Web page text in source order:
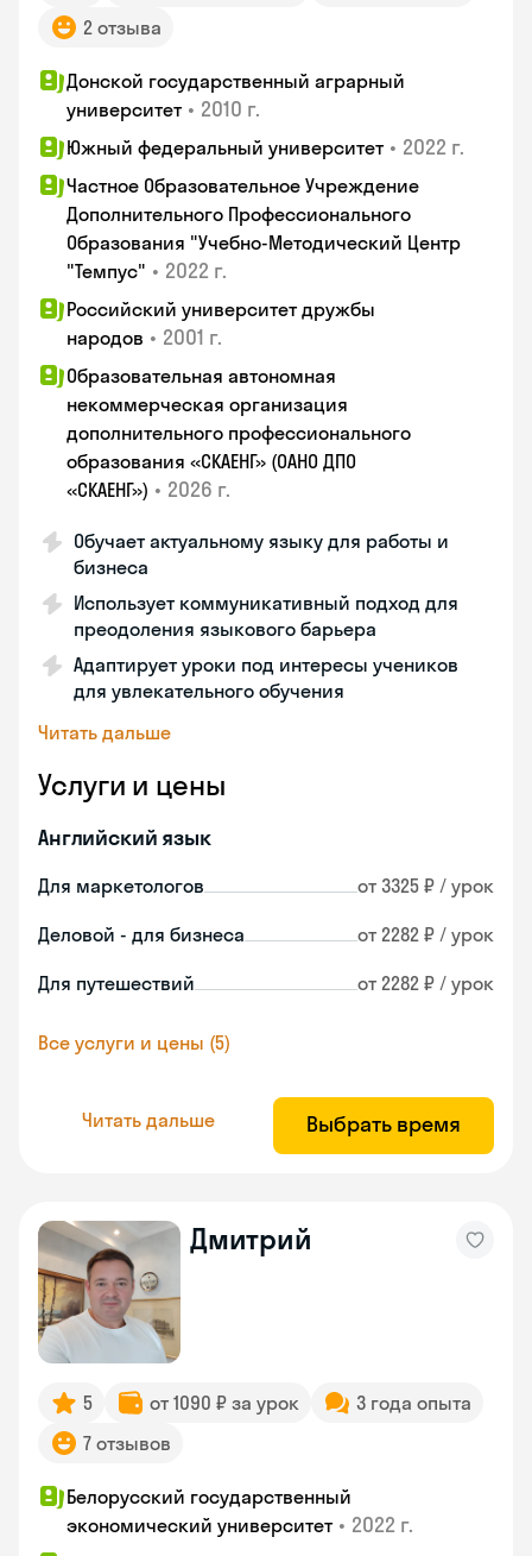
2 отзыва
Донской государственный аграрный
университет • 2010 г.
Южный федеральный университет • 2022 г.
Частное Образовательное Учреждение
Дополнительного Профессионального
Образования "Учебно-Методический Центр
"Темпус" • 2022 г.
Российский университет дружбы
народов • 2001 г.
Образовательная автономная
некоммерческая организация
дополнительного профессионального
образования «СКАЕНГ» (ОАНО ДПО
«СКАЕНГ») • 2026 г.
Обучает актуальному языку для работы и
бизнеса
Использует коммуникативный подход для
преодоления языкового барьера
Адаптирует уроки под интересы учеников
для увлекательного обучения
Читать дальше
Услуги и цены
Английский язык
Для маркетологов от 3325 ₽ / урок
Деловой - для бизнеса от 2282 ₽ / урок
Для путешествий от 2282 ₽ / урок
Все услуги и цены (5)
Читать дальше Выбрать время
Дмитрий
5 от 1090 ₽ за урок
3 года опыта
7 отзывов
Белорусский государственный
экономический университет • 2022 г.